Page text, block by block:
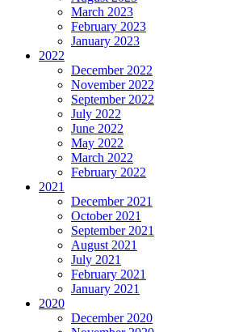
March 2023
February 2023
January 2023
2022
December 2022
November 2022
September 2022
July 2022
June 2022
May 2022
March 2022
February 2022
2021
December 2021
October 2021
September 2021
August 2021
July 2021
February 2021
January 2021
2020
December 2020